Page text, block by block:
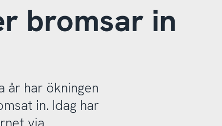
bromsar in
år har ökningen
in. Idag har